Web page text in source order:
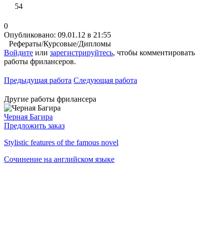
54
0
Опубликовано: 09.01.12 в 21:55
Рефераты/Курсовые/Дипломы
Войдите или зарегистрируйтесь, чтобы комментировать
работы фрилансеров.
Предыдущая работа Следующая работа
Другие работы фрилансера
Черная Багира
Предложить заказ
Stylistic features of the famous novel
Сочинение на английском языке